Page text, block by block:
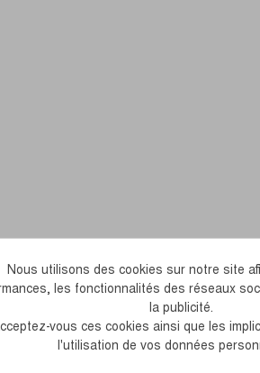
Nous utilisons des cookies sur notre site
les fonctionnalités des réseaux
la publicité.
vous ces cookies ainsi que les
l'utilisation de vos données